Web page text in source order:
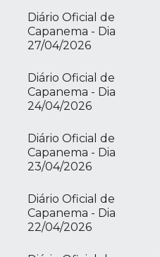
Diário Oficial de
Capanema - Dia
27/04/2026
Diário Oficial de
Capanema - Dia
24/04/2026
Diário Oficial de
Capanema - Dia
23/04/2026
Diário Oficial de
Capanema - Dia
22/04/2026